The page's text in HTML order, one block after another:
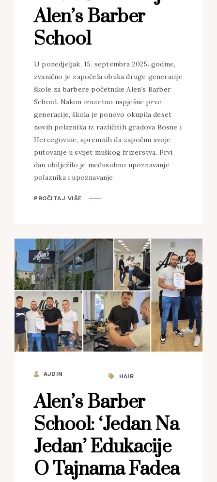
Alen’s Barber
School
U ponedjeljak, 15. septembra 2025. godine,
zvanično je započela obuka druge generacije
škole za barbere početnike Alen’s Barber
School. Nakon izuzetno uspješne prve
generacije, škola je ponovo okupila deset
novih polaznika iz različitih gradova Bosne i
Hercegovine, spremnih da započnu svoje
putovanje u svijet muškog frizerstva. Prvi
dan obilježilo je međusobno upoznavanje
polaznika i upoznavanje
PROČITAJ VIŠE
AJDIN HAIR
Alen’s Barber
School: ‘Jedan Na
Jedan’ Edukacije
O Tajnama Fadea